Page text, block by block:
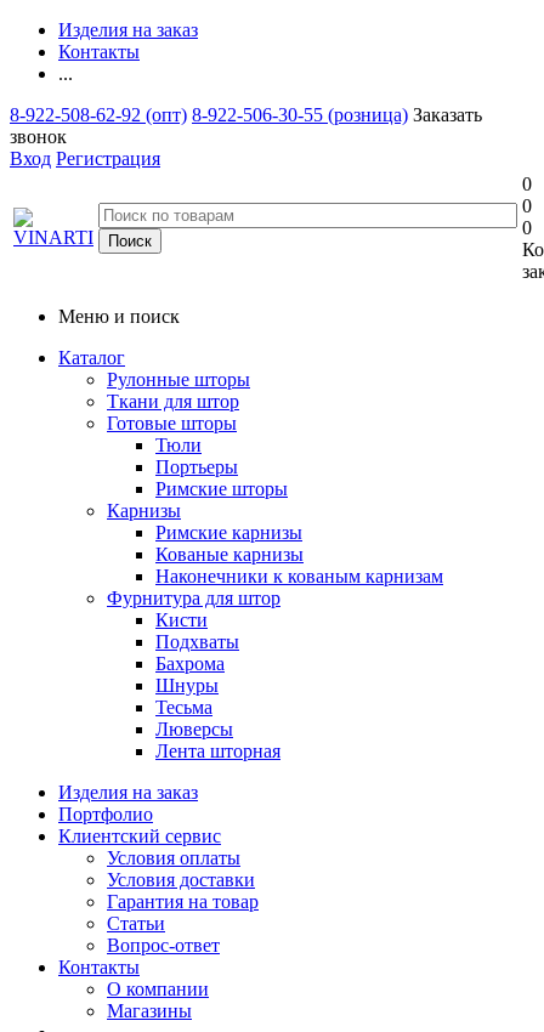
Изделия на заказ
Контакты
...
8-922-508-62-92 (опт) 8-922-506-30-55 (розница) Заказать
звонок
Вход Регистрация
0
0
0
Меню и поиск
Каталог
Рулонные шторы
Ткани для штор
Готовые шторы
Тюли
Портьеры
Римские шторы
Карнизы
Римские карнизы
Кованые карнизы
Наконечники к кованым карнизам
Фурнитура для штор
Кисти
Подхваты
Бахрома
Шнуры
Тесьма
Люверсы
Лента шторная
Изделия на заказ
Портфолио
Клиентский сервис
Условия оплаты
Условия доставки
Гарантия на товар
Статьи
Вопрос-ответ
Контакты
О компании
Магазины